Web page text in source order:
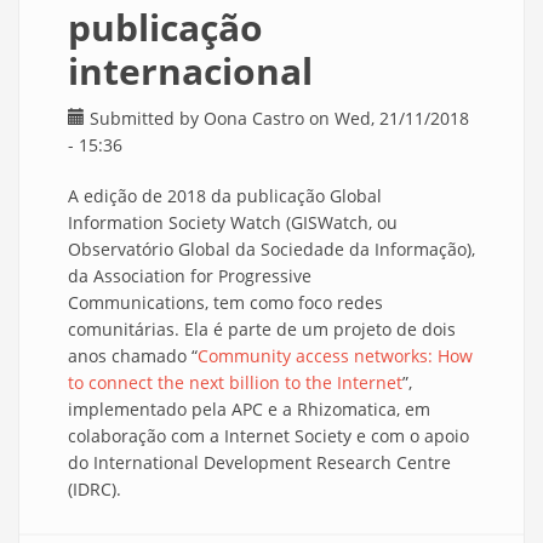
publicação
internacional
Submitted by Oona Castro on Wed, 21/11/2018
- 15:36
A edição de 2018 da publicação Global
Information Society Watch (GISWatch, ou
Observatório Global da Sociedade da Informação),
da Association for Progressive
Communications, tem como foco redes
comunitárias. Ela é parte de um projeto de dois
anos chamado “Community access networks: How
to connect the next billion to the Internet”,
implementado pela APC e a Rhizomatica, em
colaboração com a Internet Society e com o apoio
do International Development Research Centre
(IDRC).